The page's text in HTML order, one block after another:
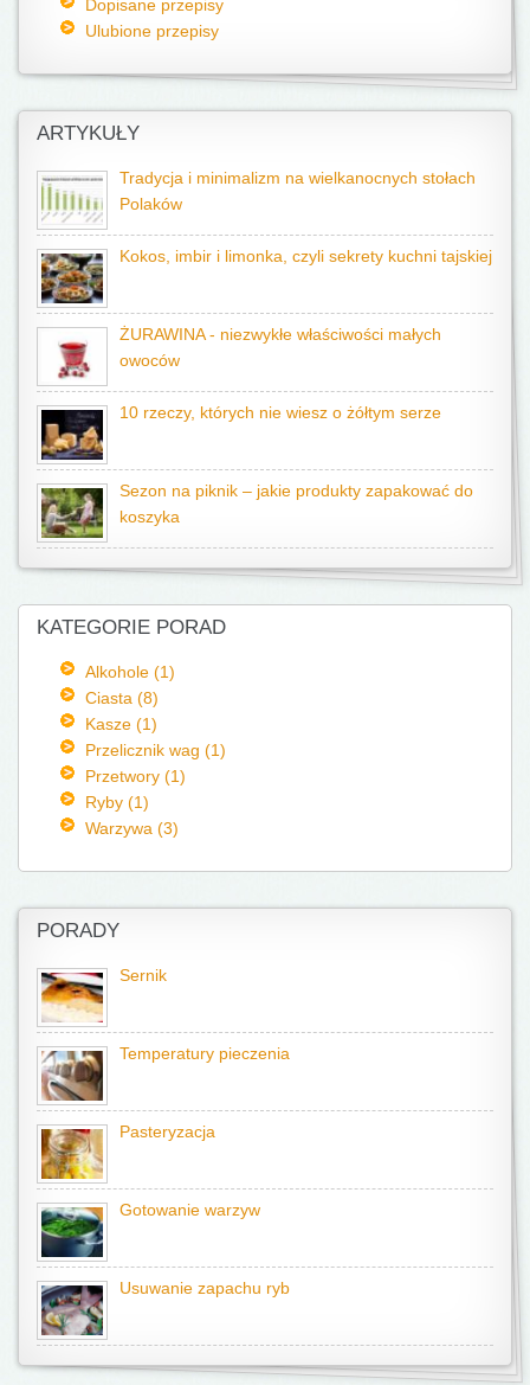
Dopisane przepisy
Ulubione przepisy
ARTYKUŁY
Tradycja i minimalizm na wielkanocnych stołach
Polaków
Kokos, imbir i limonka, czyli sekrety kuchni tajskiej
ŻURAWINA - niezwykłe właściwości małych
owoców
10 rzeczy, których nie wiesz o żółtym serze
Sezon na piknik – jakie produkty zapakować do
koszyka
KATEGORIE PORAD
Alkohole (1)
Ciasta (8)
Kasze (1)
Przelicznik wag (1)
Przetwory (1)
Ryby (1)
Warzywa (3)
PORADY
Sernik
Temperatury pieczenia
Pasteryzacja
Gotowanie warzyw
Usuwanie zapachu ryb